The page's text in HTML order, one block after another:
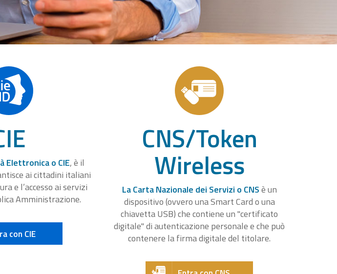
Elettronica o CIE, è il
ai cittadini italiani
e l’accesso ai servizi
Amministrazione.
con CIE
CNS/Token
Wireless
La Carta Nazionale dei Servizi o CNSè un
dispositivo (ovvero una Smart Card o una
chiavetta USB) che contiene un "certificato
digitale" di autenticazione personale e che può
contenere la firma digitale del titolare.